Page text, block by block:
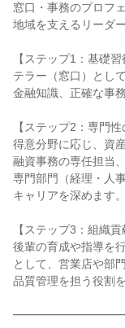
窓口・事務のプロフ
地域を支えるリーダー
【ステップ1：基礎習
テラー（窓口）とし
金融知識、正確な事
【ステップ2：専門
得意分野に応じ、資
融資事務の専任担当
専門部門（経理・人
キャリアを深めます。
【ステップ3：組織
後輩の育成や指導を
として、営業店や部
品質管理を担う役割